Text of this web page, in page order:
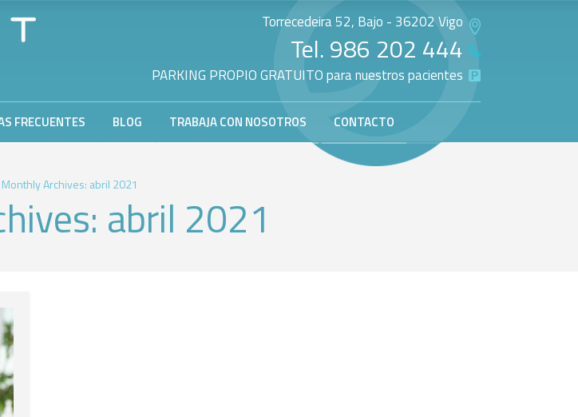
Torrecedeira 52, Bajo - 36202 Vigo
Tel.986 202 444
PARKING PROPIO GRATUITO para nuestros pacientes
FRECUENTES BLOG TRABAJA CON NOSOTROS CONTACTO
Monthly Archives: abril 2021
abril 2021